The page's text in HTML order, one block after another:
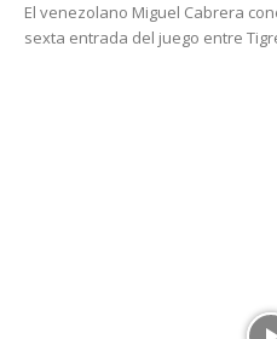
El venezolano Miguel Cabrera
sexta entrada del juego entre